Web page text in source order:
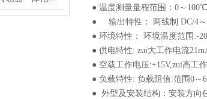
● 温度测量量程范围：0～
● 输出特性： 两线制 DC/4～
● 环境特性： 环境温度范围:-
● 供电特性: zui大工作电流
● 空载工作电压:+15V,zui高工
● 负载特性: 负载阻值:范围0
● 外型及安装结构：安装方向